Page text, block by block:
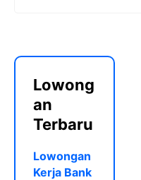
Lowong
an
Terbaru
Lowongan
Kerja Bank